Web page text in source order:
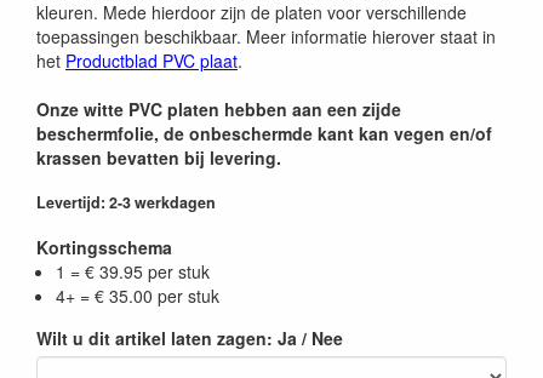
kleuren. Mede hierdoor zijn de platen voor verschillende
toepassingen beschikbaar. Meer informatie hierover staat in
het Productblad PVC plaat.
Onze witte PVC platen hebben aan een zijde
beschermfolie, de onbeschermde kant kan vegen en/of
krassen bevatten bij levering.
Levertijd: 2-3 werkdagen
Kortingsschema
1 = € 39.95 per stuk
4+ = € 35.00 per stuk
Wilt u dit artikel laten zagen: Ja / Nee